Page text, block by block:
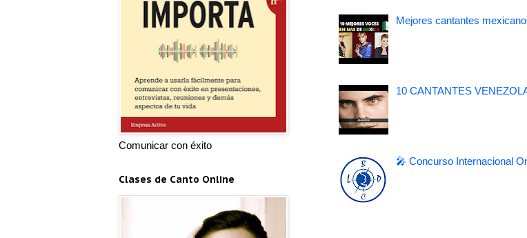
Mejores cantantes
10 CANTANTES
🎤 Concurso Internacional
Comunicar con éxito
Clases de Canto Online